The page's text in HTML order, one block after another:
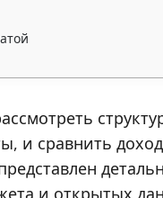
и сравнить
и открытых